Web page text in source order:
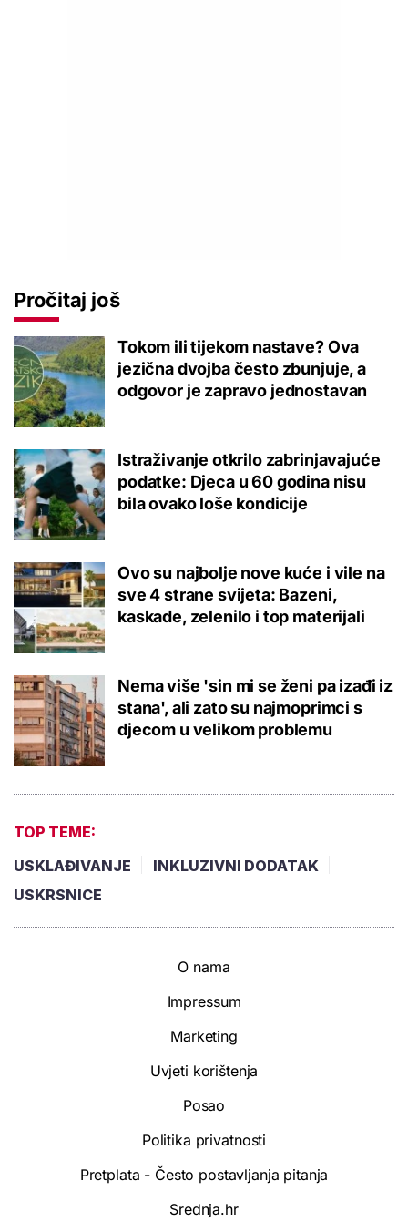
Pročitaj još
Tokom ili tijekom nastave? Ova
jezična dvojba često zbunjuje, a
odgovor je zapravo jednostavan
Istraživanje otkrilo zabrinjavajuće
podatke: Djeca u 60 godina nisu
bila ovako loše kondicije
Ovo su najbolje nove kuće i vile na
sve 4 strane svijeta: Bazeni,
kaskade, zelenilo i top materijali
Nema više 'sin mi se ženi pa izađi iz
stana', ali zato su najmoprimci s
djecom u velikom problemu
TOP TEME:
USKLAĐIVANJE
INKLUZIVNI DODATAK
USKRSNICE
O nama
Impressum
Marketing
Uvjeti korištenja
Posao
Politika privatnosti
Pretplata - Često postavljanja pitanja
Srednja.hr